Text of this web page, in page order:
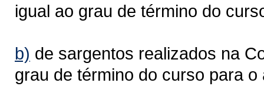
igual ao grau de término do
b) de sargentos realizados na
grau de término do curso para